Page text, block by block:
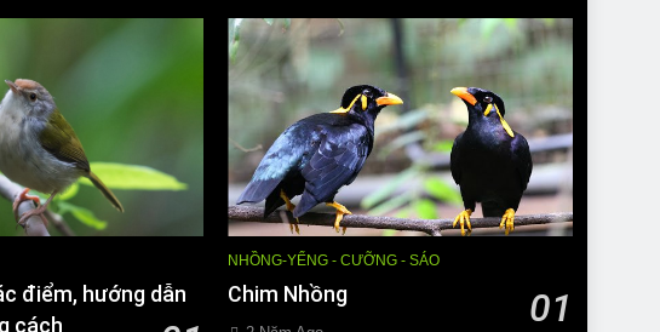
điểm, hướng dẫn
cách
NHỒNG-YỂNG - CƯỠNG - SÁO
Chim Nhồng 01